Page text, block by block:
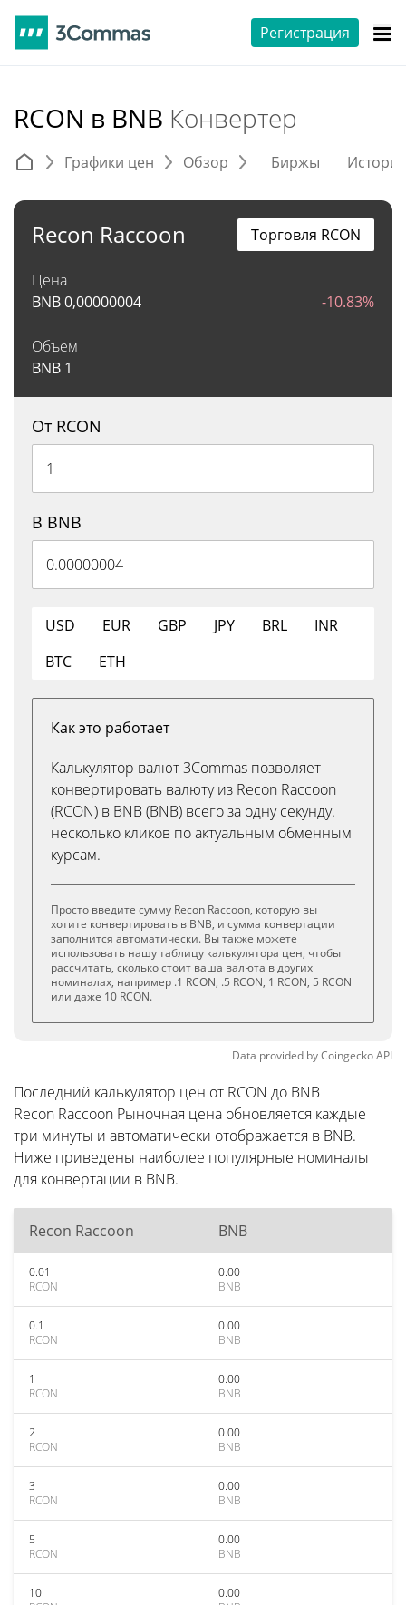
Регистрация
RCON в BNB Конвертер
Графики цен Обзор Биржы
Recon Raccoon
Цена
BNB0,00000004 -10.83%
Объем
BNB 1
Торговля RCON
От RCON
В BNB
USD EUR GBP JPY BRL
INR
BTC
ETH
Как это работает
Калькулятор валют 3Commas позволяет
конвертировать валюту из Recon Raccoon
(RCON) в BNB (BNB) всего за одну секунду.
несколько кликов по актуальным обменным
курсам.
Просто введите сумму Recon Raccoon, которую вы
хотите конвертировать в BNB, и сумма конвертации
заполнится автоматически. Вы также можете
использовать нашу таблицу калькулятора цен, чтобы
рассчитать, сколько стоит ваша валюта в других
номиналах, например .1 RCON, .5 RCON, 1 RCON, 5 RCON
или даже 10 RCON.
Data provided byCoingeckoAPI
Последний калькулятор цен от RCON до BNB
Recon Raccoon Рыночная цена обновляется каждые
три минуты и автоматически отображается в BNB.
Ниже приведены наиболее популярные номиналы
для конвертации в BNB.
Recon Raccoon BNB
0.01
RCON
0.00
BNB
0.1
RCON
0.00
BNB
1
RCON
0.00
BNB
2
RCON
0.00
BNB
3
RCON
0.00
BNB
5
RCON
0.00
BNB
10
0.00